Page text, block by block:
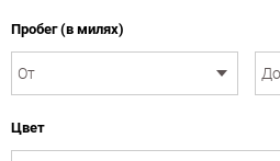
Пробег (в милях)
Цвет